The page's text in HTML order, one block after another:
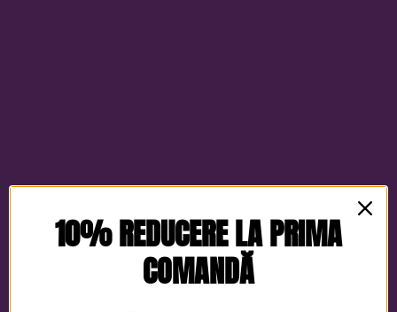
10% REDUCERE LA PRIMA
COMANDĂ